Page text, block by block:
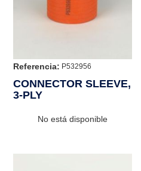
Referencia: P532956
CONNECTOR SLEEVE,
3-PLY
No está disponible